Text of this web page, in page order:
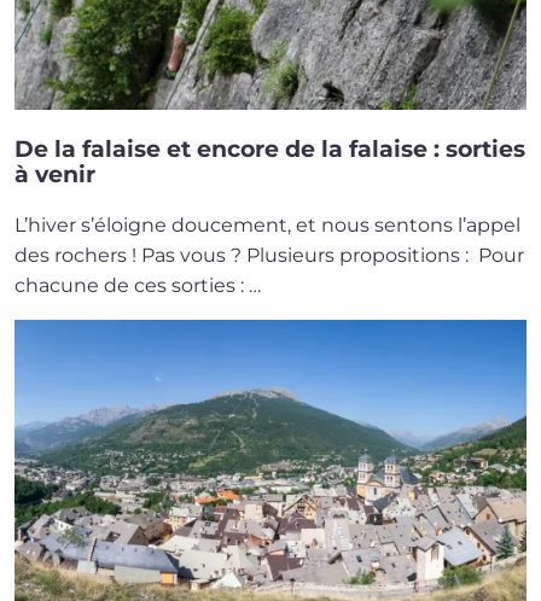
De la falaise et encore de la falaise : sorties
à venir
L’hiver s’é­loigne dou­ce­ment, et nous sen­tons l’ap­pel
des rochers ! Pas vous ? Plusieurs pro­po­si­tions : Pour
cha­cune de ces sorties : …